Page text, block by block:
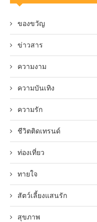
ของขวัญ
ข่าวสาร
ความงาม
ความบันเทิง
ความรัก
ชีวิตติดเทรนด์
ท่องเที่ยว
ทายใจ
สัตว์เลี้ยงแสนรัก
สุขภาพ